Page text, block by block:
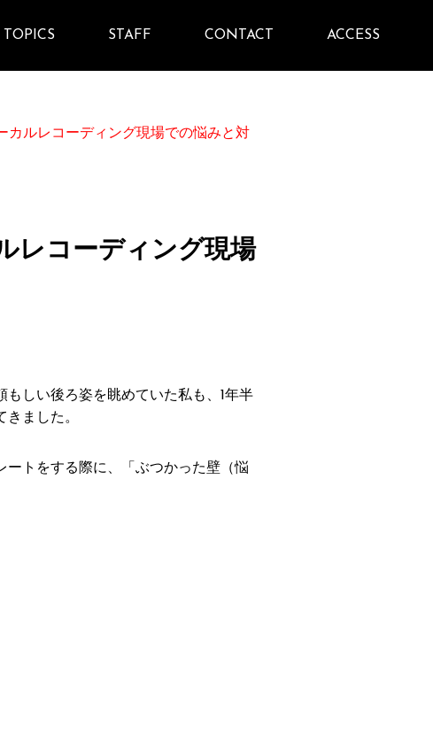
TOPICS STAFF CONTACT ACCESS
カルレコーディング現場での悩みと対
レコーディング現場
しい後ろ姿を眺めていた私も、1年半
ました。
トをする際に、「ぶつかった壁（悩